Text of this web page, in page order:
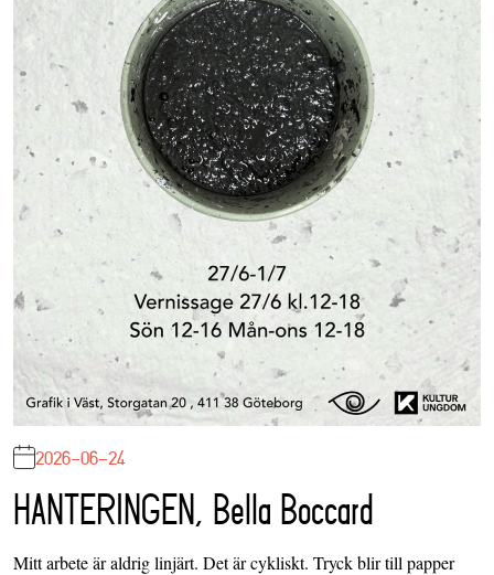
2026-06-24
HANTERINGEN, Bella Boccard
Mitt arbete är aldrig linjärt. Det är cykliskt. Tryck blir till papper